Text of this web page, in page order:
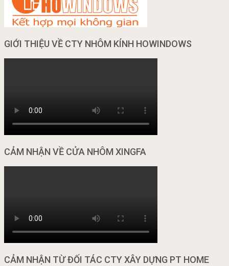
GIỚI THIỆU VỀ CTY NHÔM KÍNH HOWINDOWS
CẢM NHẬN VỀ CỬA NHÔM XINGFA
CẢM NHẬN TỪ ĐỐI TÁC CTY XÂY DỰNG PT HOME